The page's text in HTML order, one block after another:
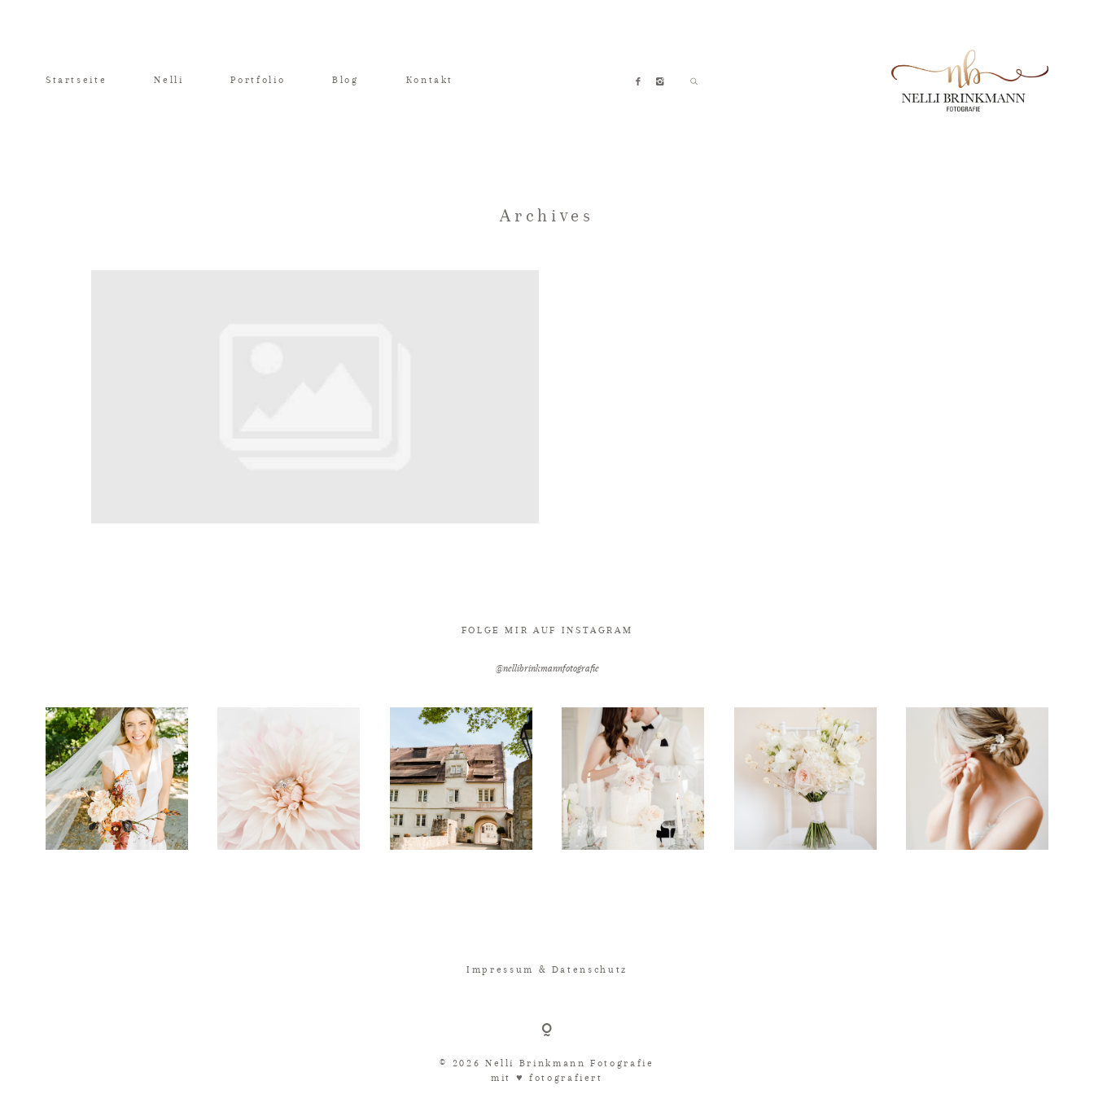
Startseite Nelli Portfolio Blog Kontakt
Archives
FOLGE MIR AUF INSTAGRAM
@nellibrinkmannfotografie
Impressum & Datenschutz
© 2026 Nelli Brinkmann Fotografie
mit ♥︎ fotografiert